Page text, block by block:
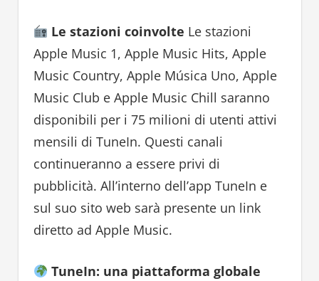
Le stazioni coinvolte Le stazioni
Apple Music 1, Apple Music Hits, Apple
Music Country, Apple Música Uno, Apple
Music Club e Apple Music Chill saranno
disponibili per i 75 milioni di utenti attivi
mensili di TuneIn. Questi canali
continueranno a essere privi di
pubblicità. All’interno dell’app TuneIn e
sul suo sito web sarà presente un link
diretto ad Apple Music.
TuneIn: una piattaforma globale